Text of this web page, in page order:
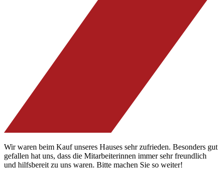
Wir waren beim Kauf unseres Hauses sehr zufrieden. Besonders gut
gefallen hat uns, dass die Mitarbeiterinnen immer sehr freundlich
und hilfsbereit zu uns waren. Bitte machen Sie so weiter!